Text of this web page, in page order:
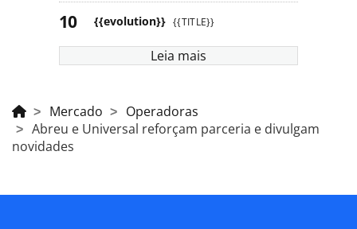
{{evolution}} {{TITLE}}
Leia mais
Mercado
Operadoras
Abreu e Universal reforçam parceria e divulgam
novidades